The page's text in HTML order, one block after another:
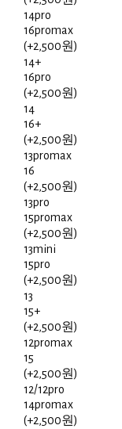
14pro
16promax
(+2,500원)
14+
16pro
(+2,500원)
14
16+
(+2,500원)
13promax
16
(+2,500원)
13pro
15promax
(+2,500원)
13mini
15pro
(+2,500원)
13
15+
(+2,500원)
12promax
15
(+2,500원)
12/12pro
14promax
(+2,500원)